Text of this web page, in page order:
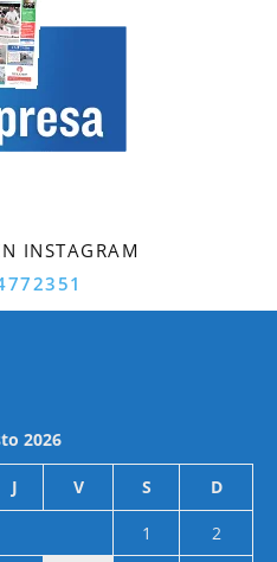
INSTAGRAM
2026
J V S D
1
2